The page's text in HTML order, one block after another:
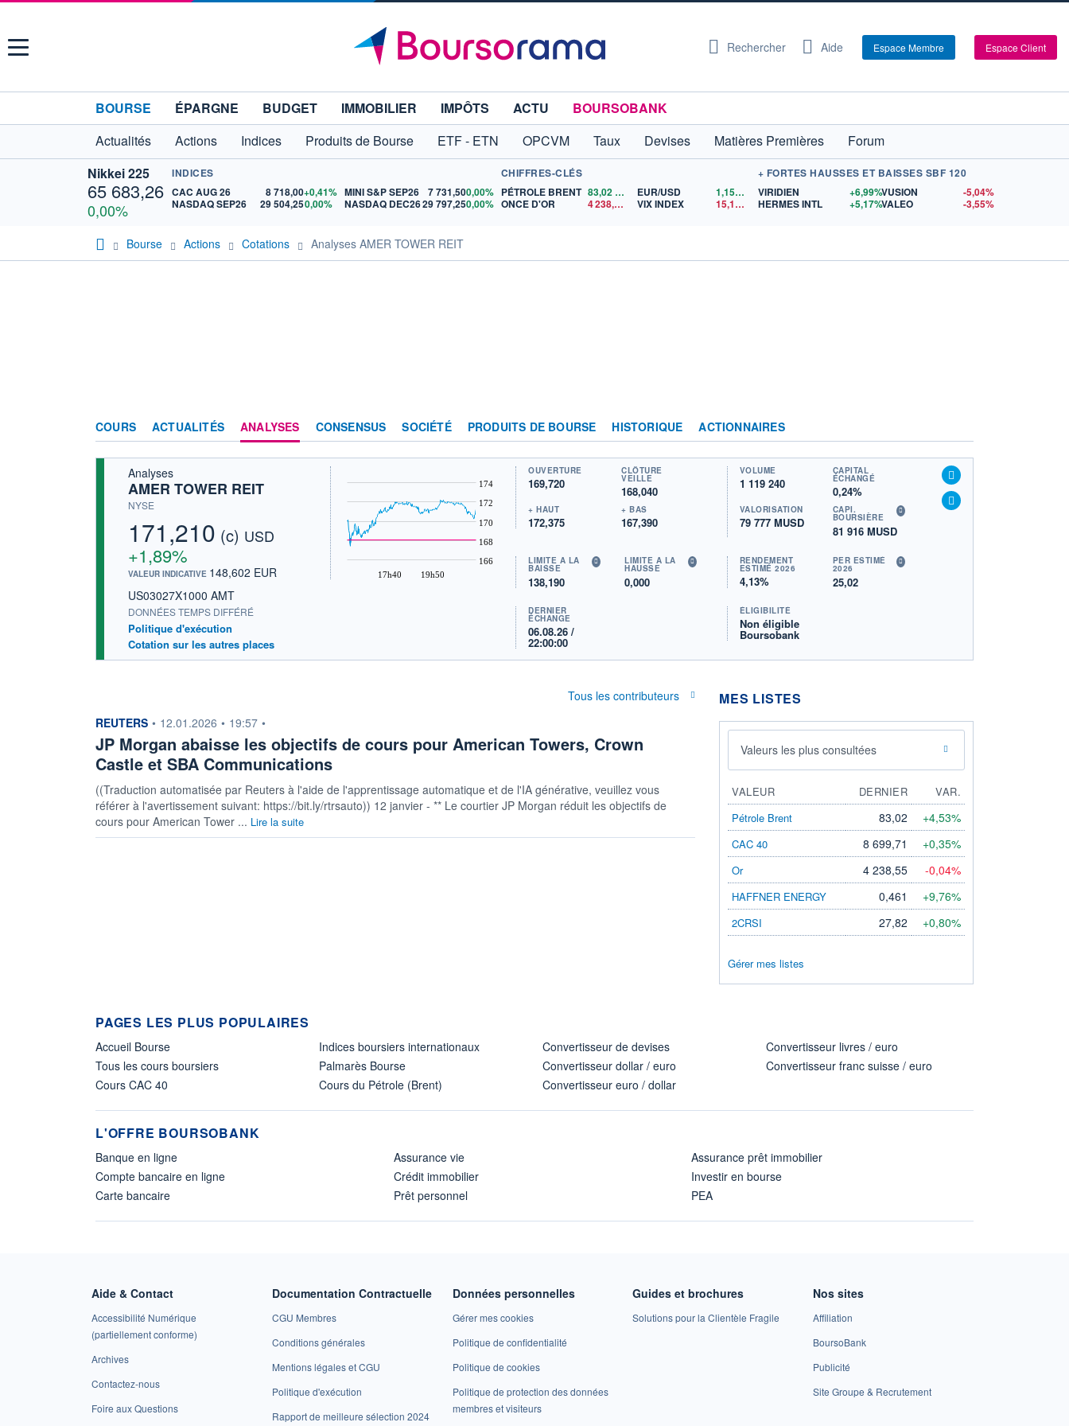
Menu Rechercher Aide Espace Membre Espace Client
BOURSE ÉPARGNE BUDGET IMMOBILIER IMPÔTS ACTU
BOURSOBANK
Actualités
Actions Indices Produits de Bourse ETF - ETN OPCVM Taux Devises Matières Premières
Forum
Nikkei 225
65 683,26
0,00%
INDICES
CAC AUG 26
8 718,00+0,41%
NASDAQ SEP26
29 504,250,00%
MINI S&P SEP26 7 731,500,00%
NASDAQ DEC2629 797,250,00%
CHIFFRES-CLÉS
PÉTROLE BRENT 83,02
ONCE D'OR
4 238,55 $US
EUR/USD 1,1521
$US
VIX INDEX
15,15$US
+ FORTES HAUSSES ET BAISSES SBF 120
VIRIDIEN
+6,99%
HERMES INTL
+5,17%
VUSION
-5,04%
VALEO
-3,55%
Bourse Actions Cotations Analyses AMER TOWER REIT
COURS ACTUALITÉS ANALYSES CONSENSUS SOCIÉTÉ PRODUITS DE BOURSE HISTORIQUE ACTIONNAIRES
Analyses
AMER TOWER REIT
NYSE
171,210 (c) USD
+1,89%
VALEUR INDICATIVE 148,602 EUR
US03027X1000 AMT
DONNÉES TEMPS DIFFÉRÉ
Politique d'exécution
Cotation sur les autres places
17h40 19h50
166
168
170
172
174
OUVERTURE
169,720
CLÔTURE
VEILLE
168,040
+ HAUT
172,375
+ BAS
167,390
VOLUME
1 119 240
CAPITAL
ÉCHANGÉ
0,24%
VALORISATION
79 777 MUSD
CAPI.
BOURSIÈRE
81 916 MUSD
LIMITE À LA
BAISSE
138,190
LIMITE À LA
HAUSSE
0,000
RENDEMENT
ESTIMÉ 2026
4,13%
PER ESTIMÉ
2026
25,02
DERNIER
ÉCHANGE
06.08.26 /
22:00:00
ÉLIGIBILITÉ
Non éligible
Boursobank
Tous les contributeurs
information fournie par
REUTERS • 12.01.2026 • 19:57 •
JP Morgan abaisse les objectifs de cours pour American Towers, Crown
Castle et SBA Communications
((Traduction automatisée par Reuters à l'aide de l'apprentissage automatique et de l'IA générative, veuillez vous
référer à l'avertissement suivant: https://bit.ly/rtrsauto)) 12 janvier - ** Le courtier JP Morgan réduit les objectifs de
cours pour American Tower ... Lire la suite
MES LISTES
Valeurs les plus consultées
VALEUR DERNIER
VAR.
Pétrole Brent
83,02 +4,53%
CAC 40 8 699,71 +0,35%
Or 4 238,55 -0,04%
HAFFNER ENERGY 0,461 +9,76%
2CRSI 27,82 +0,80%
Gérer mes listes
PAGES LES PLUS POPULAIRES
Accueil Bourse
Tous les cours boursiers
Cours CAC 40
Indices boursiers internationaux
Palmarès Bourse
Cours du Pétrole (Brent)
Convertisseur de devises
Convertisseur dollar / euro
Convertisseur euro / dollar
Convertisseur livres / euro
Convertisseur franc suisse / euro
L'OFFRE BOURSOBANK
Banque en ligne
Compte bancaire en ligne
Carte bancaire
Assurance vie
Crédit immobilier
Prêt personnel
Assurance prêt immobilier
Investir en bourse
PEA
Aide & Contact
Accessibilité Numérique
(partiellement conforme)
Archives
Contactez-nous
Foire aux Questions
Documentation Contractuelle
CGU Membres
Conditions générales
Mentions légales et CGU
Politique d'exécution
Rapport de meilleure sélection 2024
Données personnelles
Gérer mes cookies
Politique de confidentialité
Politique de cookies
Politique de protection des données
membres et visiteurs
Guides et brochures
Solutions pour la Clientèle Fragile
Nos sites
Affiliation
BoursoBank
Publicité
Site Groupe & Recrutement